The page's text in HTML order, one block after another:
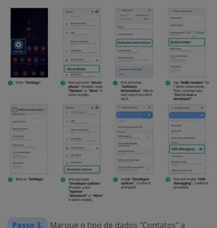
Passo 3.
Marque o tipo de dados "Contatos" a